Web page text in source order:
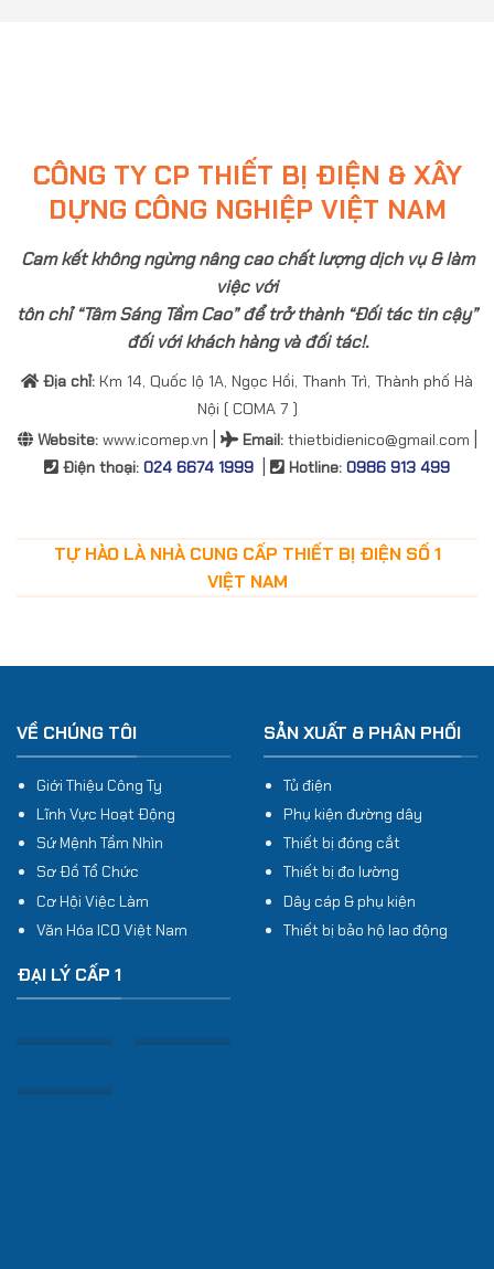
CÔNG TY CP THIẾT BỊ ĐIỆN & XÂY
DỰNG CÔNG NGHIỆP VIỆT NAM
Cam kết không ngừng nâng cao chất lượng dịch vụ & làm
việc với
tôn chỉ “Tâm Sáng Tầm Cao” để trở thành “Đối tác tin cậy”
đối với khách hàng và đối tác!.
Địa chỉ: Km 14, Quốc lộ 1A, Ngọc Hồi, Thanh Trì, Thành phố Hà
Nội ( COMA 7 )
Website:www.icomep.vn Email:thietbidienico@gmail.com
Điện thoại: 024 6674 1999 Hotline: 0986 913 499
TỰ HÀO LÀ NHÀ CUNG CẤP THIẾT BỊ ĐIỆN SỐ 1
VIỆT NAM
VỀ CHÚNG TÔI
Giới Thiệu Công Ty
Lĩnh Vực Hoạt Động
Sứ Mệnh Tầm Nhìn
Sơ Đồ Tổ Chức
Cơ Hội Việc Làm
Văn Hóa ICO Việt Nam
SẢN XUẤT & PHÂN PHỐI
Tủ điện
Phụ kiện đường dây
Thiết bị đóng cắt
Thiết bị đo lường
Dây cáp & phụ kiện
Thiết bị bảo hộ lao động
ĐẠI LÝ CẤP 1